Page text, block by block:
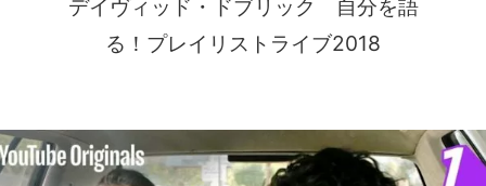
デイヴィッド・ドブリック 自分を語
る！プレイリストライブ2018